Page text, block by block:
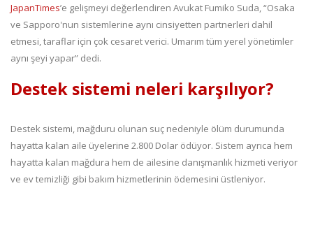
JapanTimes’e gelişmeyi değerlendiren Avukat Fumiko Suda, “Osaka
ve Sapporo'nun sistemlerine aynı cinsiyetten partnerleri dahil
etmesi, taraflar için çok cesaret verici. Umarım tüm yerel yönetimler
aynı şeyi yapar” dedi.
Destek sistemi neleri karşılıyor?
Destek sistemi, mağduru olunan suç nedeniyle ölüm durumunda
hayatta kalan aile üyelerine 2.800 Dolar ödüyor. Sistem ayrıca hem
hayatta kalan mağdura hem de ailesine danışmanlık hizmeti veriyor
ve ev temizliği gibi bakım hizmetlerinin ödemesini üstleniyor.